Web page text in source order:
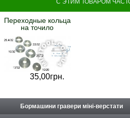
С ЭТИМ ТОВАРОМ
Переходные кольца
на точило
35,00грн.
Бормашини гравери міні-верстати